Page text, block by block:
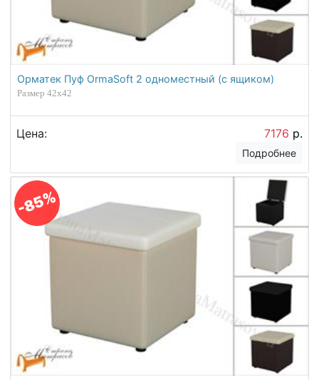
Орматек Пуф OrmaSoft 2 одноместный (с ящиком)
Размер 42х42
Цена: 7176 р.
Подробнее
-85%